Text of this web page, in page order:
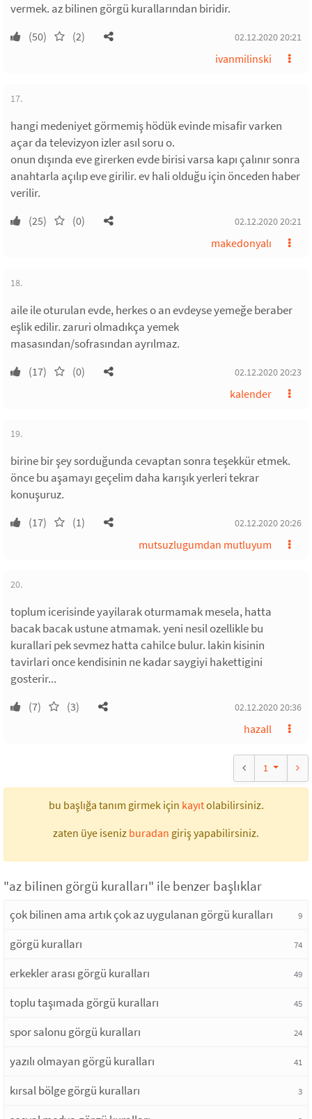
vermek. az bilinen görgü kurallarından biridir.
(50) (2) 02.12.2020 20:21
ivanmilinski
17.
hangi medeniyet görmemiş hödük evinde misafir varken
açar da televizyon izler asıl soru o.
onun dışında eve girerken evde birisi varsa kapı çalınır sonra
anahtarla açılıp eve girilir. ev hali olduğu için önceden haber
verilir.
(25) (0) 02.12.2020 20:21
makedonyalı
18.
aile ile oturulan evde, herkes o an evdeyse yemeğe beraber
eşlik edilir. zaruri olmadıkça yemek
masasından/sofrasından ayrılmaz.
(17) (0) 02.12.2020 20:23
kalender
19.
birine bir şey sorduğunda cevaptan sonra teşekkür etmek.
önce bu aşamayı geçelim daha karışık yerleri tekrar
konuşuruz.
(17) (1) 02.12.2020 20:26
mutsuzlugumdan mutluyum
20.
toplum icerisinde yayilarak oturmamak mesela, hatta
bacak bacak ustune atmamak. yeni nesil ozellikle bu
kurallari pek sevmez hatta cahilce bulur. lakin kisinin
tavirlari once kendisinin ne kadar saygiyi hakettigini
gosterir...
(7) (3) 02.12.2020 20:36
hazall
1
bu başlığa tanım girmek için kayıtolabilirsiniz.
zaten üye iseniz buradan giriş yapabilirsiniz.
"az bilinen görgü kuralları" ile benzer başlıklar
çok bilinen ama artık çok az uygulanan görgü kuralları 9
görgü kuralları 74
erkekler arası görgü kuralları 49
toplu taşımada görgü kuralları 45
spor salonu görgü kuralları 24
yazılı olmayan görgü kuralları 41
kırsal bölge görgü kuralları 3